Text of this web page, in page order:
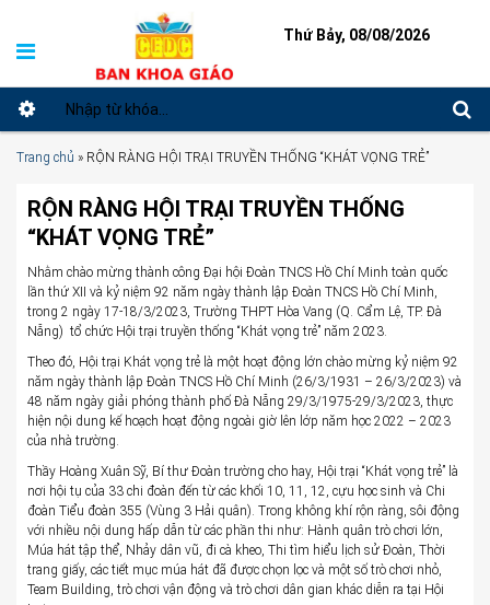
Thứ Bảy, 08/08/2026
Trang chủ » RỘN RÀNG HỘI TRẠI TRUYỀN THỐNG “KHÁT VỌNG TRẺ”
RỘN RÀNG HỘI TRẠI TRUYỀN THỐNG
“KHÁT VỌNG TRẺ”
Nhằm chào mừng thành công Đại hội Đoàn TNCS Hồ Chí Minh toàn quốc
lần thứ XII và kỷ niệm 92 năm ngày thành lập Đoàn TNCS Hồ Chí Minh,
trong 2 ngày 17-18/3/2023, Trường THPT Hòa Vang (Q. Cẩm Lệ, TP. Đà
Nẵng) tổ chức Hội trại truyền thống “Khát vọng trẻ” năm 2023.
Theo đó, Hội trại Khát vọng trẻ là một hoạt động lớn chào mừng kỷ niệm 92
năm ngày thành lập Đoàn TNCS Hồ Chí Minh (26/3/1931 – 26/3/2023) và
48 năm ngày giải phóng thành phố Đà Nẵng 29/3/1975-29/3/2023, thực
hiện nội dung kế hoạch hoạt động ngoài giờ lên lớp năm học 2022 – 2023
của nhà trường.
Thầy Hoàng Xuân Sỹ, Bí thư Đoàn trường cho hay, Hội trại “Khát vọng trẻ” là
nơi hội tụ của 33 chi đoàn đến từ các khối 10, 11, 12, cựu học sinh và Chi
đoàn Tiểu đoàn 355 (Vùng 3 Hải quân). Trong không khí rộn ràng, sôi động
với nhiều nội dung hấp dẫn từ các phần thi như: Hành quân trò chơi lớn,
Múa hát tập thể, Nhảy dân vũ, đi cà kheo, Thi tìm hiểu lịch sử Đoàn, Thời
trang giấy, các tiết mục múa hát đã được chọn lọc và một số trò chơi nhỏ,
Team Building, trò chơi vận động và trò chơi dân gian khác diễn ra tại Hội